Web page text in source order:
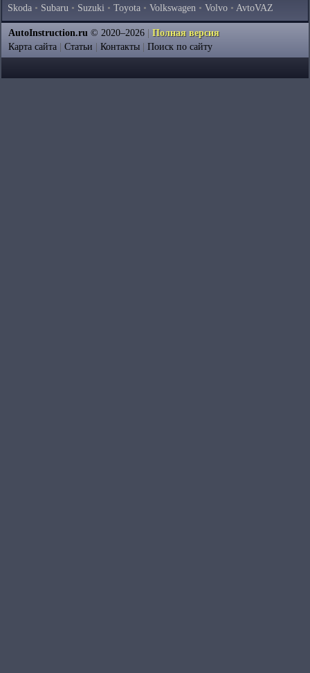
Skoda • Subaru • Suzuki • Toyota • Volkswagen • Volvo • AvtoVAZ
AutoInstruction.ru © 2020–2026
Полная версия
Карта сайта
Статьи Контакты Поиск по сайту